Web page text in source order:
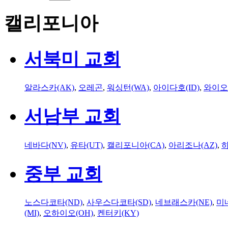
캘리포니아
서북미 교회
알라스카(AK), 오레곤, 워싱턴(WA), 아이다호(ID), 와이
서남부 교회
네바다(NV), 유타(UT), 캘리포니아(CA), 아리조나(AZ),
중부 교회
노스다코타(ND), 사우스다코타(SD), 네브래스카(NE), 미
(MI), 오하이오(OH), 켄터키(KY)